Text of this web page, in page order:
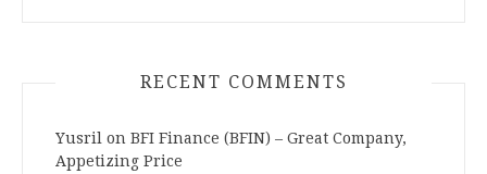
RECENT COMMENTS
Yusril on BFI Finance (BFIN) – Great Company,
Appetizing Price